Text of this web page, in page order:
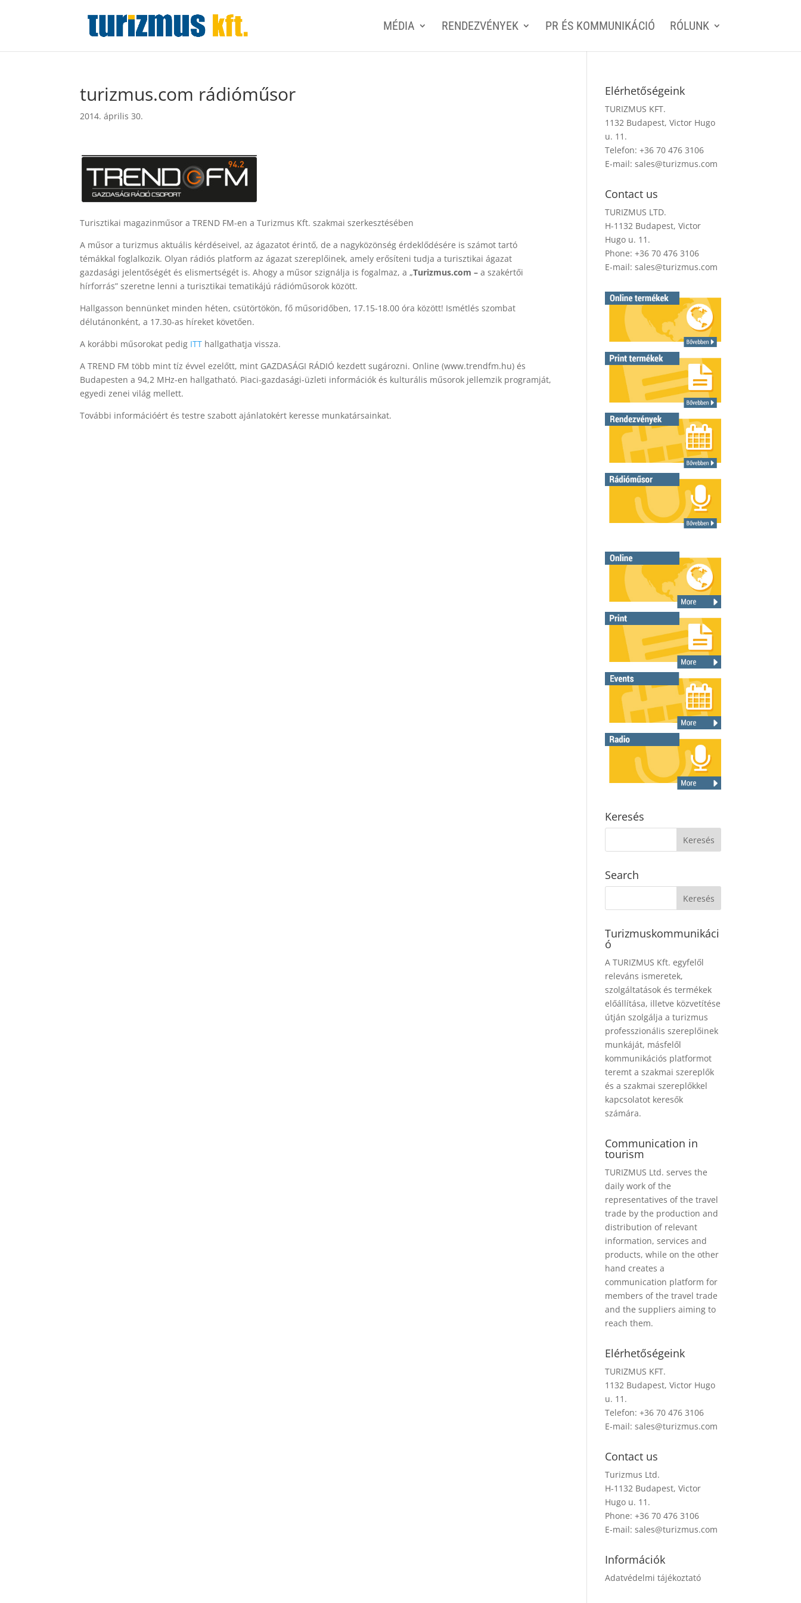
MÉDIA RENDEZVÉNYEK PR ÉS KOMMUNIKÁCIÓ RÓLUNK
turizmus.com rádióműsor
2014. április 30.
Turisztikai magazinműsor a TREND FM-en a Turizmus Kft. szakmai szerkesztésében
A műsor a turizmus aktuális kérdéseivel, az ágazatot érintő, de a nagyközönség érdeklődésére is számot tartó
témákkal foglalkozik. Olyan rádiós platform az ágazat szereplőinek, amely erősíteni tudja a turisztikai ágazat
gazdasági jelentőségét és elismertségét is. Ahogy a műsor szignálja is fogalmaz, a „Turizmus.com –a szakértői
hírforrás” szeretne lenni a turisztikai tematikájú rádióműsorok között.
Hallgasson bennünket minden héten, csütörtökön, fő műsoridőben, 17.15-18.00 óra között! Ismétlés szombat
délutánonként, a 17.30-as híreket követően.
A korábbi műsorokat pedig ITT hallgathatja vissza.
A TREND FM több mint tíz évvel ezelőtt, mint GAZDASÁGI RÁDIÓ kezdett sugározni. Online (www.trendfm.hu) és
Budapesten a 94,2 MHz-en hallgatható. Piaci-gazdasági-üzleti információk és kulturális műsorok jellemzik programját,
egyedi zenei világ mellett.
További információért és testre szabott ajánlatokért keresse munkatársainkat.
Elérhetőségeink
TURIZMUS KFT.
1132 Budapest, Victor Hugo
u. 11.
Telefon: +36 70 476 3106
E-mail:sales@turizmus.com
Contact us
TURIZMUS LTD.
H-1132 Budapest, Victor
Hugo u. 11.
Phone: +36 70 476 3106
E-mail:sales@turizmus.com
Keresés
Search
Turizmuskommunikáci
ó
A TURIZMUS Kft. egyfelől
releváns ismeretek,
szolgáltatások és termékek
előállítása, illetve közvetítése
útján szolgálja a turizmus
professzionális szereplőinek
munkáját, másfelől
kommunikációs platformot
teremt a szakmai szereplők
és a szakmai szereplőkkel
kapcsolatot keresők
számára.
Communication in
tourism
TURIZMUS Ltd. serves the
daily work of the
representatives of the travel
trade by the production and
distribution of relevant
information, services and
products, while on the other
hand creates a
communication platform for
members of the travel trade
and the suppliers aiming to
reach them.
Elérhetőségeink
TURIZMUS KFT.
1132 Budapest, Victor Hugo
u. 11.
Telefon: +36 70 476 3106
E-mail:sales@turizmus.com
Contact us
Turizmus Ltd.
H-1132 Budapest, Victor
Hugo u. 11.
Phone: +36 70 476 3106
E-mail:sales@turizmus.com
Információk
Adatvédelmi tájékoztató